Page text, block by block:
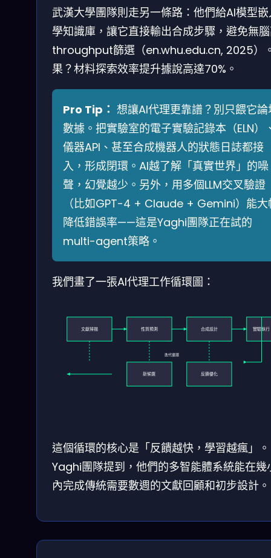
武漢大學團隊則走另一條路：他們給AI模型
學知識庫，讓它直接輸出合成步驟，避免無
throughput篩選（en.whu.edu.cn, 2025）
果？材料探索效率提升據說高達70%。
Pro Tip： 想讓AI代理更靠譜？別只餵它論
數據。把實驗室的電子實驗記錄本（ELN）
儀器API、甚至合成機器人的狀態日誌都接
入，形成閉環。AI越了解「真實世界」的噪
聲，幻覺越少。另外，用多個LLM交叉驗證
（比如GPT-4 + Claude + Gemini）能大
降低錯誤率——這是Yaghi團隊正在試的
multi-agent策略。
我們畫了一張AI代理工作循環圖：
文獻掃描 性質預測 合成設計 實驗執行
反饋優化
新候選
迭代循環
這個循環的核心是「反饋越快，學習越瘋」。
Yaghi團隊提到，他們的多智能體系統能在幾
內完成傳統需要數週的文獻回顧和初步設計。